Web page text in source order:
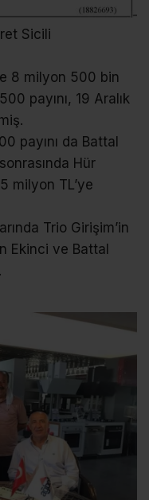
Sicili
8 milyon 500 bin
payını, 19 Aralık
payını da Battal
Hür
milyon TL’ye
Trio Girişim’in
Ekinci ve Battal